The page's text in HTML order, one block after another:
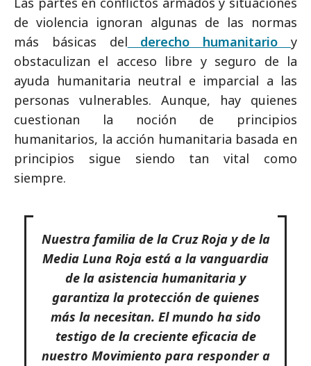
de violencia ignoran algunas de las normas
más básicas del derecho humanitarioy
obstaculizan el acceso libre y seguro de la
ayuda humanitaria neutral e imparcial a las
personas vulnerables. Aunque, hay quienes
cuestionan la noción de principios
humanitarios, la acción humanitaria basada en
principios sigue siendo tan vital como
siempre.
Nuestra familia de la Cruz Roja y de la
Media Luna Roja está a la vanguardia
de la asistencia humanitaria y
garantiza la protección de quienes
más la necesitan. El mundo ha sido
testigo de la creciente eficacia de
nuestro Movimiento para responder a